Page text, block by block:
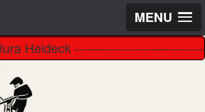
MENU
-----------------------------------